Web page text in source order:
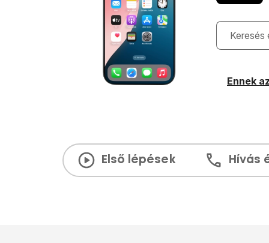
Gépelés
Ennek
Első lépések Hívás